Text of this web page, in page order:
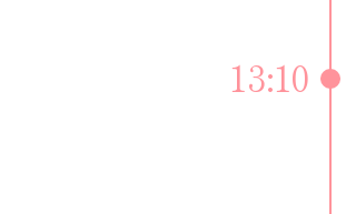
13:10